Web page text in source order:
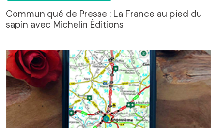
Communiqué de Presse : La France au pied du
sapin avec Michelin Éditions